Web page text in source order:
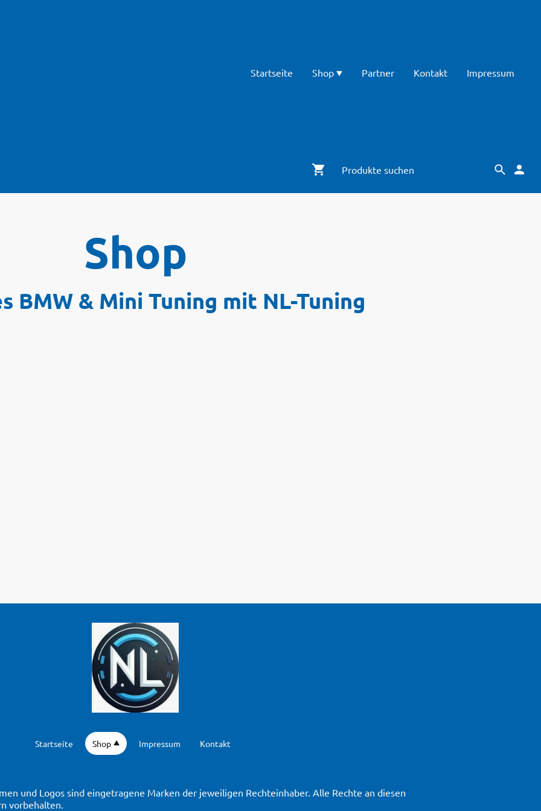
Startseite Shop Partner Kontakt Impressum
Shop
BMW & Mini Tuning mit NL-Tuning
Startseite Shop Impressum Kontakt
und Logos sind eingetragene Marken der jeweiligen Rechteinhaber. Alle Rechte an diesen
vorbehalten.